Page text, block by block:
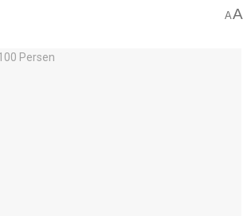
AA